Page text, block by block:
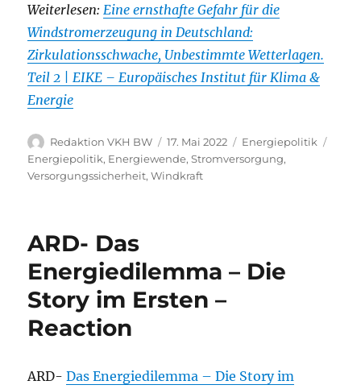
Weiterlesen: Eine ernsthafte Gefahr für die
Windstromerzeugung in Deutschland:
Zirkulationsschwache, Unbestimmte Wetterlagen.
Teil 2 | EIKE – Europäisches Institut für Klima &
Energie
Autor
Redaktion VKH BW
Veröffentlicht
am
17. Mai 2022 Kategorien
Energiepolitik
Energiepolitik, Energiewende,Stromversorgung,
Versorgungssicherheit,Windkraft
ARD- Das
Energiedilemma – Die
Story im Ersten –
Reaction
ARD-Das Energiedilemma – Die Story im